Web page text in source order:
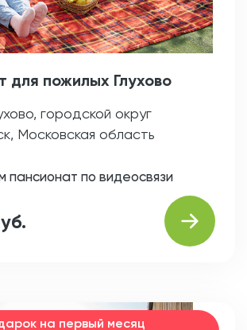
для пожилых Глухово
городской округ
Московская область
пансионат по видеосвязи
на первый месяц